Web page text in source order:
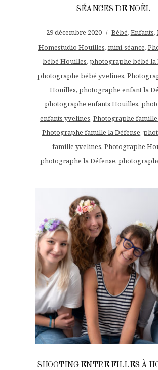
SÉANCES DE NOËL
29 décembre 2020 Bébé, Enfants,
Homestudio Houilles, mini-séance,
bébé Houilles, photographe bébé la
photographe bébé yvelines,
Houilles, photographe enfant la
photographe enfants Houilles,
enfants yvelines, Photographe
Photographe famille la Défense,
famille yvelines, Photographe
photographe la Défense,
SHOOTING ENTRE FILLES À